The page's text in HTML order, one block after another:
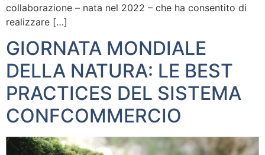
collaborazione – nata nel 2022 – che ha consentito di
realizzare […]
GIORNATA MONDIALE
DELLA NATURA: LE BEST
PRACTICES DEL SISTEMA
CONFCOMMERCIO